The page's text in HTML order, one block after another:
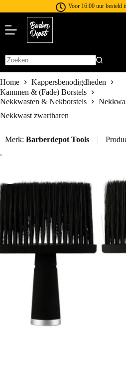
Voor 16:00 uur besteld
Home
Kappersbenodigdheden
Kammen & (Fade) Borstels
Nekkwasten & Nekborstels
Nekkwast zwartharen
Merk: Barberdepot Tools